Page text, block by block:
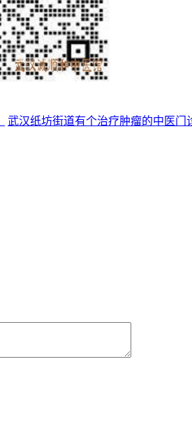
武汉纸坊街道有个治疗肿瘤的中医